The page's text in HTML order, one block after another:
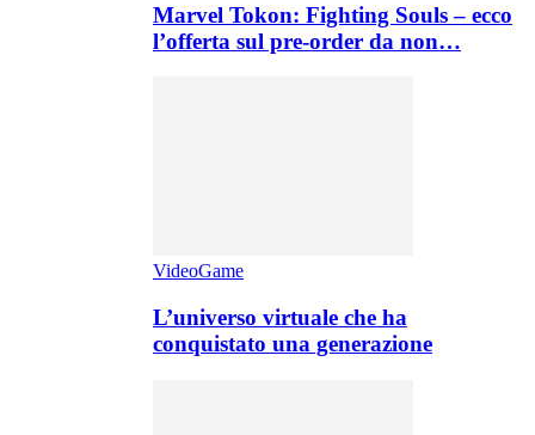
Marvel Tokon: Fighting Souls – ecco
l’offerta sul pre-order da non…
VideoGame
L’universo virtuale che ha
conquistato una generazione